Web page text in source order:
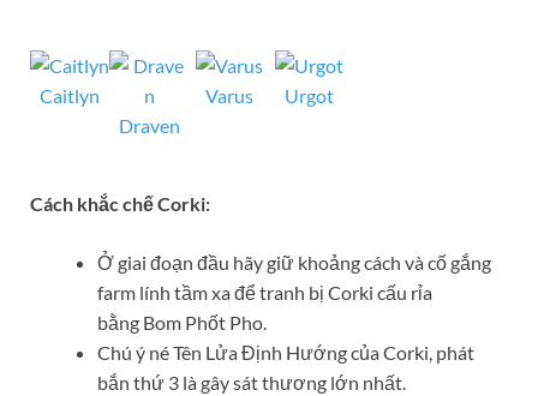
Caitlyn
Draven
Varus Urgot
Cách khắc chế Corki:
Ở giai đoạn đầu hãy giữ khoảng cách và cố gắng
farm lính tầm xa để tranh bị Corki cấu rỉa
bằng Bom Phốt Pho.
Chú ý né Tên Lửa Định Hướng của Corki, phát
bắn thứ 3 là gây sát thương lớn nhất.